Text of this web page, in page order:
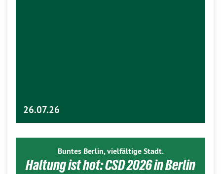
26.07.26
Buntes Berlin, vielfältige Stadt.
Haltung ist hot: CSD 2026 in Berlin